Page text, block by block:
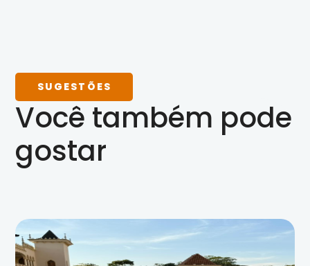
SUGESTÕES
Você também pode
gostar